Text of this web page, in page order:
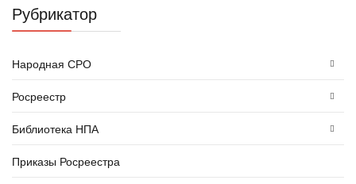
Рубрикатор
Народная СРО
Росреестр
Библиотека НПА
Приказы Росреестра